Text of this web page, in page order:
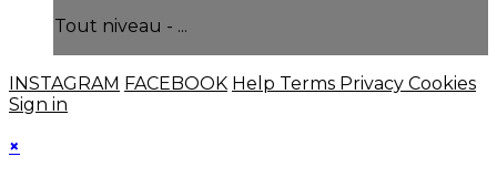
Tout niveau - ...
INSTAGRAM FACEBOOK Help Terms Privacy Cookies
Sign in
×